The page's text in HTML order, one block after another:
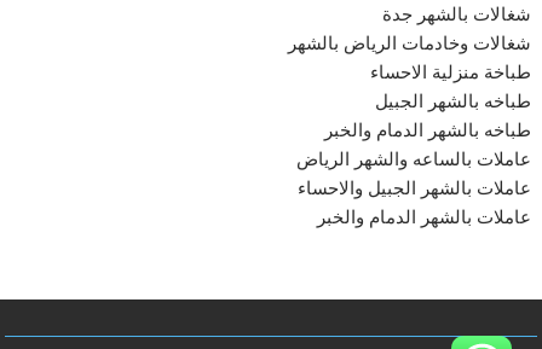
شغالات بالشهر جدة
شغالات وخادمات الرياض بالشهر
طباخة منزلية الاحساء
طباخه بالشهر الجبيل
طباخه بالشهر الدمام والخبر
عاملات بالساعه والشهر الرياض
عاملات بالشهر الجبيل والاحساء
عاملات بالشهر الدمام والخبر